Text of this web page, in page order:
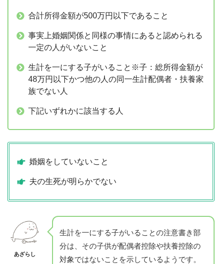
合計所得金額が500万円以下であること
事実上婚姻関係と同様の事情にあると認められる
一定の人がいないこと
生計を一にする子がいること※子：総所得金額が
48万円以下かつ他の人の同一生計配偶者・扶養家
族でない人
下記いずれかに該当する人
婚姻をしていないこと
夫の生死が明らかでない
あざらし
生計を一にする子がいることの注意書き部
分は、その子供が配偶者控除や扶養控除の
対象ではないことを示しているようです。